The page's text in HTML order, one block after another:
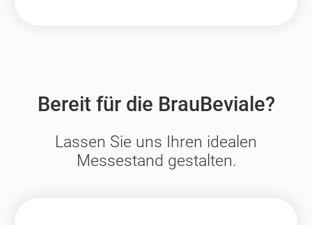
Bereit für die BrauBeviale?
Lassen Sie uns Ihren idealen
Messestand gestalten.